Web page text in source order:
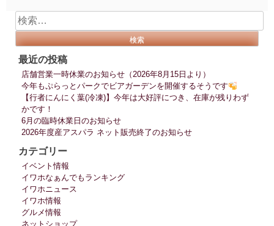
検
索:
最近の投稿
店舗営業一時休業のお知らせ（2026年8月15日より）
今年もぷらっとパークでビアガーデンを開催するそうです
【行者にんにく葉(冷凍)】今年は大好評につき、在庫が残りわず
かです！
6月の臨時休業日のお知らせ
2026年度産アスパラ ネット販売終了のお知らせ
カテゴリー
イベント情報
イワホなぁんでもランキング
イワホニュース
イワホ情報
グルメ情報
ネットショップ